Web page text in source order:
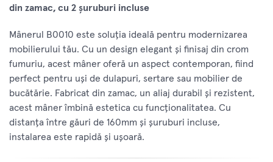
din zamac, cu 2 șuruburi incluse
Mânerul B0010 este soluția ideală pentru modernizarea
mobilierului tău. Cu un design elegant și finisaj din crom
fumuriu, acest mâner oferă un aspect contemporan, fiind
perfect pentru uși de dulapuri, sertare sau mobilier de
bucătărie. Fabricat din zamac, un aliaj durabil și rezistent,
acest mâner îmbină estetica cu funcționalitatea. Cu
distanța între găuri de 160mm și șuruburi incluse,
instalarea este rapidă și ușoară.